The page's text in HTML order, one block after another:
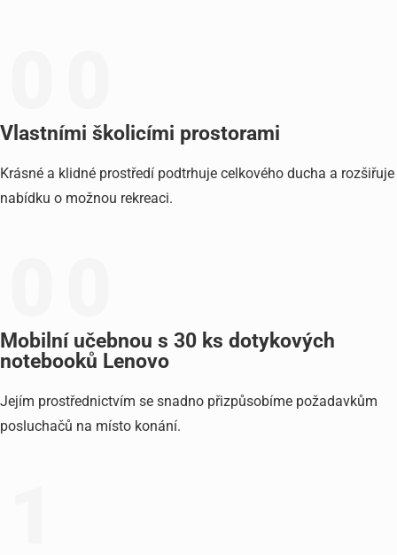
Vlastními školicími prostorami
Krásné a klidné prostředí podtrhuje celkového ducha a rozšiřuje
nabídku o možnou rekreaci.
Mobilní učebnou s 30 ks dotykových
notebooků Lenovo
Jejím prostřednictvím se snadno přizpůsobíme požadavkům
posluchačů na místo konání.